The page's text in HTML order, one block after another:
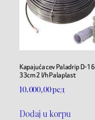
Kapajuća cev Paladrip D-16
33cm 2 l/h Palaplast
10.000,00рсд
Dodaj u korpu